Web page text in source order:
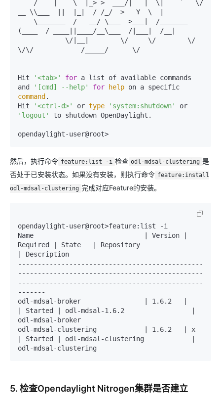
__ \\___  ||  |_|  / /_/  >   Y  \  |
(____  / ____||____/__\___  /|___|  /__|
\/\/            /_____/      \/
Hit '<tab>' for a list of available commands
and
'[cmd] --help' for help
command .
Hit
'<ctrl-d>' or type 'system:shutdown'
'logout'
to shutdown OpenDaylight.
opendaylight-user@root>
然后，执行命令 feature:list -i 检查 odl-mdsal-clustering 是
否处于已安装状态。如果没有安装，则执行命令 feature:install
odl-mdsal-clustering 完成对应Feature的安装。
opendaylight-user@root>feature:list -i
Name                            | Version |
Required | State   | Repository
| Description
-----------------------------------------------
-----------------------------------------------
-----------------------------------------------
-------
odl-mdsal-broker                | 1.6.2   |
| Started | odl-mdsal-1.6.2                 |
odl-mdsal-broker
odl-mdsal-clustering            | 1.6.2   | x
| Started | odl-mdsal-clustering            |
odl-mdsal-clustering
5. 检查Opendaylight Nitrogen集群是否建立